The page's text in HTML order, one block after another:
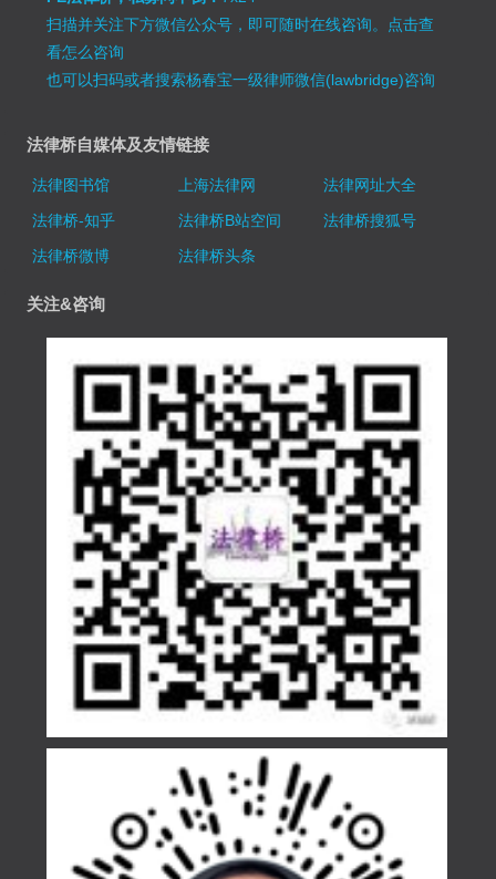
扫描并关注下方微信公众号，即可随时在线咨询。 点击查
看怎么咨询
也可以扫码或者搜索杨春宝一级律师微信(lawbridge)咨询
法律桥自媒体及友情链接
法律图书馆 上海法律网
法律网址大全
法律桥-知乎
法律桥B站空间
法律桥搜狐号
法律桥微博
法律桥头条
关注&咨询